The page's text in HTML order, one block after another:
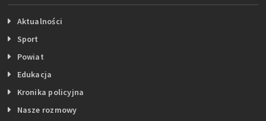
Aktualności
Sport
Powiat
Edukacja
Kronika policyjna
Nasze rozmowy